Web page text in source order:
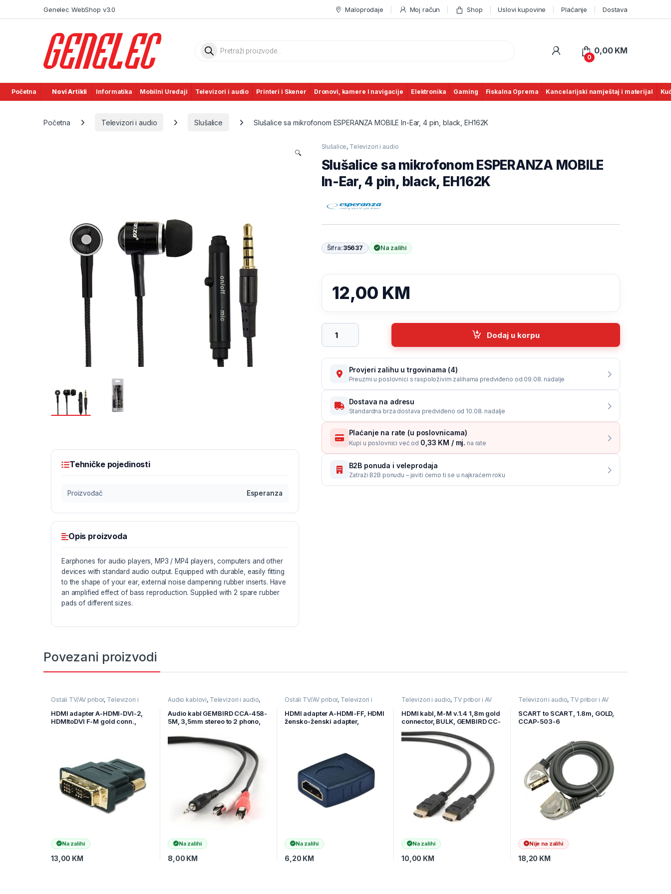
Genelec WebShop v3.0 Maloprodaje Moj račun Shop Uslovi kupovine Plaćanje Dostava
Products search
0
0,00 KM
Početna Novi Artikli Informatika Mobilni Uređaji Televizori i audio Printeri i Skener Dronovi, kamere I navigacije Elektronika Gaming Fiskalna Oprema Kancelarijski namještaj i materijal
Početna Televizori i audio Slušalice Slušalice sa mikrofonom ESPERANZA MOBILE In-Ear, 4 pin, black, EH162K
🔍
Slušalice, Televizori i audio
Slušalice sa mikrofonom ESPERANZA MOBILE
In-Ear, 4 pin, black, EH162K
Šifra:35637 Na zalihi
12,00 KM
Slušalice sa mikrofonom ESPERANZA MOBILE In-Ear, 4 pin, black, EH162K quantity
Dodaj u korpu
Provjeri zalihu u trgovinama (4)
Preuzmi u poslovnici s raspoloživim zalihama predviđeno od 09.08. nadalje
Dostava na adresu
Standardna brza dostava predviđeno od 10.08. nadalje
Plaćanje na rate (u poslovnicama)
Kupi u poslovnici već od 0,33 KM / mj. na rate
B2B ponuda i veleprodaja
Zatraži B2B ponudu – javiti ćemo ti se u najkraćem roku
Tehničke pojedinosti
Proizvođač Esperanza
Opis proizvoda
Earphones for audio players, MP3 / MP4 players, computers and other
devices with standard audio output. Equipped with durable, easily fitting
to the shape of your ear, external noise dampening rubber inserts. Have
an amplified effect of bass reproduction. Supplied with 2 spare rubber
pads of different sizes.
Povezani proizvodi
Ostali TV/AV pribor, Televizori i
TV pribor i AV kablovi
HDMI adapter A-HDMI-DVI-2,
HDMItoDVI F-M gold conn.,
Na zalihi
13,00 KM
Audio kablovi, Televizori i audio,
Audio kabl GEMBIRD CCA-458-
5M, 3,5mm stereo to 2 phono,
Na zalihi
8,00 KM
Ostali TV/AV pribor, Televizori i
TV pribor i AV kablovi
HDMI adapter A-HDMI-FF, HDMI
žensko-ženski adapter,
Na zalihi
6,20 KM
Televizori i audio, TV pribor i AV
Video kablovi
HDMI kabl, M-M v.1.4 1,8m gold
connector, BULK, GEMBIRD CC-
HDMI4-6
Na zalihi
10,00 KM
Televizori i audio, TV pribor i AV
Video kablovi
SCART to SCART, 1.8m, GOLD,
CCAP-503-6
Nije na zalihi
18,20 KM